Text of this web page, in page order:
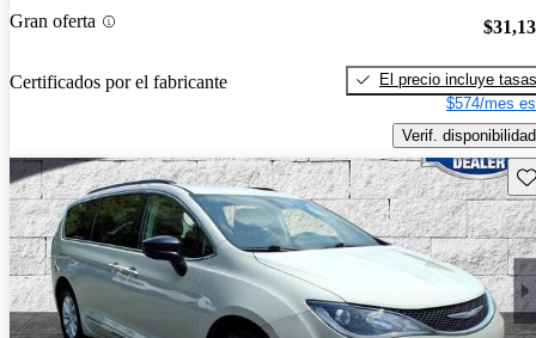
Gran oferta
Certificados por el fabricante
El precio incluye tasas
$574/mes
Verif. disponibilidad